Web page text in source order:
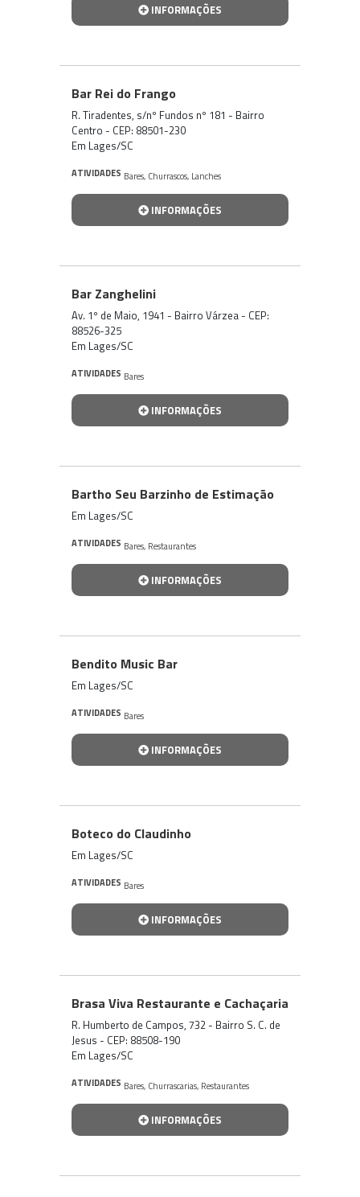
INFORMAÇÕES
Bar Rei do Frango
R. Tiradentes, s/nº Fundos nº 181 - Bairro
Centro - CEP: 88501-230
Em Lages/SC
ATIVIDADES Bares, Churrascos, Lanches
INFORMAÇÕES
Bar Zanghelini
Av. 1º de Maio, 1941 - Bairro Várzea - CEP:
88526-325
Em Lages/SC
ATIVIDADES Bares
INFORMAÇÕES
Bartho Seu Barzinho de Estimação
Em Lages/SC
ATIVIDADES Bares, Restaurantes
INFORMAÇÕES
Bendito Music Bar
Em Lages/SC
ATIVIDADES Bares
INFORMAÇÕES
Boteco do Claudinho
Em Lages/SC
ATIVIDADES Bares
INFORMAÇÕES
Brasa Viva Restaurante e Cachaçaria
R. Humberto de Campos, 732 - Bairro S. C. de
Jesus - CEP: 88508-190
Em Lages/SC
ATIVIDADES Bares, Churrascarias, Restaurantes
INFORMAÇÕES